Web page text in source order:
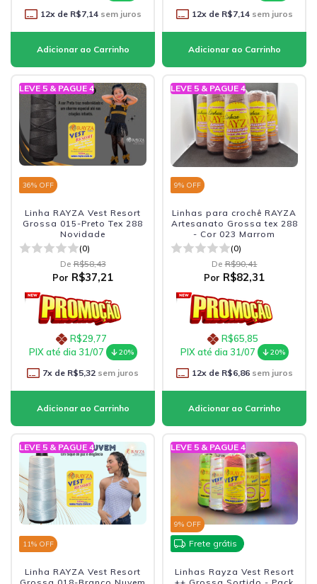
12x de R$7,14sem juros 12x de R$7,14sem juros
LEVE 5 & PAGUE 4
36% OFF
Linha RAYZA Vest Resort
Grossa 015-Preto Tex 288
Novidade
(0)
De R$58,43
Por R$37,21
R$29,77
PIX até dia 31/07
20%
7x de R$5,32 sem juros
LEVE 5 & PAGUE 4
9% OFF
Linhas para crochê RAYZA
Artesanato Grossa tex 288
- Cor 023 Marrom
(0)
De R$90,41
Por R$82,31
R$65,85
PIX até dia 31/07
20%
12x de R$6,86sem juros
LEVE 5 & PAGUE 4
11% OFF
Linha RAYZA Vest Resort
LEVE 5 & PAGUE 4
9% OFF
Frete grátis
Linhas Rayza Vest Resort